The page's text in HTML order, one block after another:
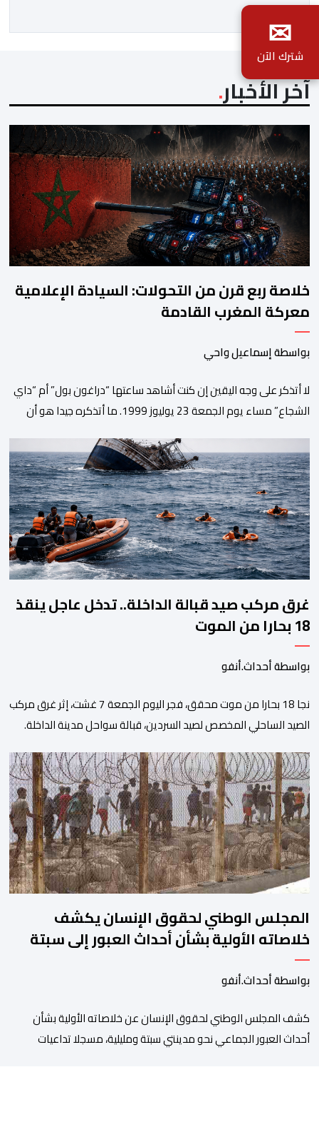
أو عن السيرفر الرسمي أي إعلان أو تنسيق […]
آخر الأخبار
خلاصة ربع قرن من التحولات: السيادة الإعلامية
معركة المغرب القادمة
بواسطة إسماعيل واحي
لا أتذكر على وجه اليقين إن كنت أشاهد ساعتها “دراغون بول” أم “داي
الشجاع” مساء يوم الجمعة 23 يوليوز 1999. ما أتذكره جيدا هو أن
تلاوة القرآن الكريم، ثم جاء الإعلان الرسمي عن وفاة الملك الحسن
الثاني طيب الله ثراه، رافقته هيستيريا من البكاء داخل المنزل […]
غرق مركب صيد قبالة الداخلة.. تدخل عاجل ينقذ
18 بحارا من الموت
بواسطة أحداث.أنفو
نجا 18 بحارا من موت محقق، فجر اليوم الجمعة 7 غشت، إثر غرق مركب
الصيد الساحلي المخصص لصيد السردين، قبالة سواحل مدينة الداخلة.
كبيرة من المياه إلى داخل المركب أثناء مزاولته نشاط الصيد البحري، قبل
أن تتفاقم الوضعية وينتهي الأمر بغرقه، ما استنفر عدداً من مراكب […]
المجلس الوطني لحقوق الإنسان يكشف
خلاصاته الأولية بشأن أحداث العبور إلى سبتة
ومليلية
بواسطة أحداث.أنفو
كشف المجلس الوطني لحقوق الإنسان عن خلاصاته الأولية بشأن
أحداث العبور الجماعي نحو مدينتي سبتة ومليلية، مسجلا تداعيات
✉
شترك الآن